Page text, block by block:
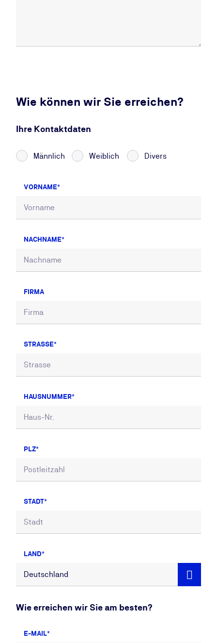
Wie können wir Sie erreichen?
Ihre Kontaktdaten
Männlich Weiblich Divers
VORNAME
NACHNAME
FIRMA
STRASSE
HAUSNUMMER
PLZ
STADT
LAND
Wie erreichen wir Sie am besten?
E-MAIL